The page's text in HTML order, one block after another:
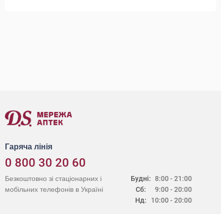
Гаряча лінія
0 800 30 20 60
Будні:
Сб:
Нд:
8:00 - 21:00
9:00 - 20:00
10:00 - 20:00
Безкоштовно зі стаціонарних і
мобільних телефонів в Україні